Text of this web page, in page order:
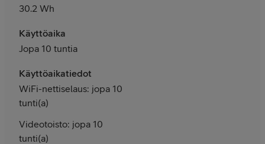
30.2 Wh
Käyttöaika
Jopa 10 tuntia
Käyttöaikatiedot
WiFi-nettiselaus: jopa 10
tunti(a)
Videotoisto: jopa 10
tunti(a)